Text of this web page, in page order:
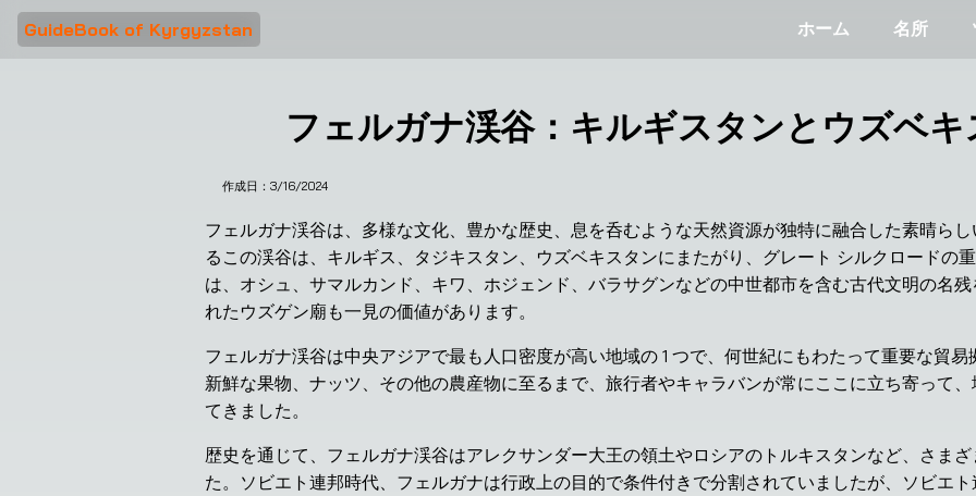
GuideBook of Kyrgyzstan ホーム 名所
フェルガナ渓谷：キルギスタンとウズベ
作成日： 3/16/2024
フェルガナ渓谷は、多様な文化、豊かな歴史、息を呑むような天然資源が独特に融合した素晴ら
るこの渓谷は、キルギス、タジキスタン、ウズベキスタンにまたがり、グレート シルクロードの
は、オシュ、サマルカンド、キワ、ホジェンド、バラサグンなどの中世都市を含む古代文明の名
れたウズゲン廟も一見の価値があります。
フェルガナ渓谷は中央アジアで最も人口密度が高い地域の 1 つで、何世紀にもわたって重要な貿
新鮮な果物、ナッツ、その他の農産物に至るまで、旅行者やキャラバンが常にここに立ち寄って
てきました。
歴史を通じて、フェルガナ渓谷はアレクサンダー大王の領土やロシアのトルキスタンなど、さま
た。ソビエト連邦時代、フェルガナは行政上の目的で条件付きで分割されていましたが、ソビエ